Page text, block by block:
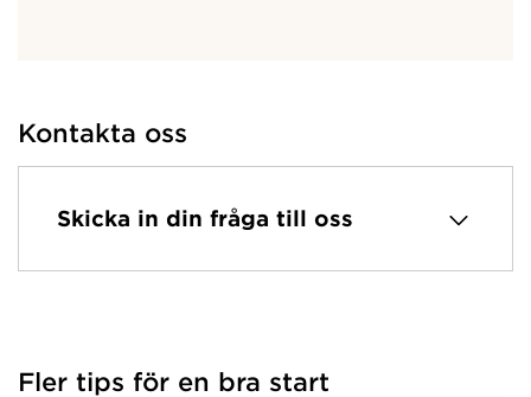
Kontakta oss
Skicka in din fråga till oss
Fler tips för en bra start